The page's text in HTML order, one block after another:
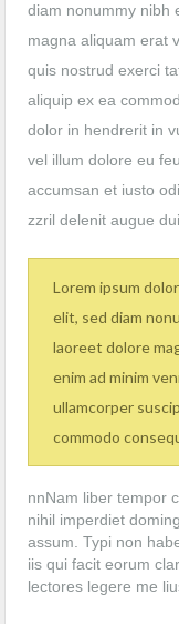
diam nonummy nibh
magna aliquam erat
quis nostrud exerci
aliquip ex ea
dolor in hendrerit in
vel illum dolore eu
accumsan et iusto
zzril delenit augue
Lorem ipsum
elit, sed diam
laoreet dolore
enim ad minim
ullamcorper
commodo
nnNam liber tempor
nihil imperdiet
assum. Typi non
iis qui facit eorum
lectores legere me